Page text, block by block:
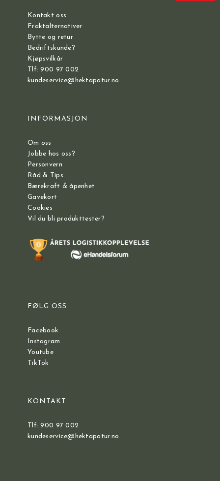
Kontakt oss
Fraktalternativer
Bytte og retur
Bedriftskunde?
Kjøpsvilkår
Tlf: 900 97 002
kundeservice@hektapatur.no
INFORMASJON
Om oss
Jobbe hos oss?
Personvern
Råd & Tips
Bærekraft & åpenhet
Gavekort
Cookies
Vil du bli produkttester?
FØLG OSS
Facebook
Instagram
Youtube
TikTok
KONTAKT
Tlf: 900 97 002
kundeservice@hektapatur.no